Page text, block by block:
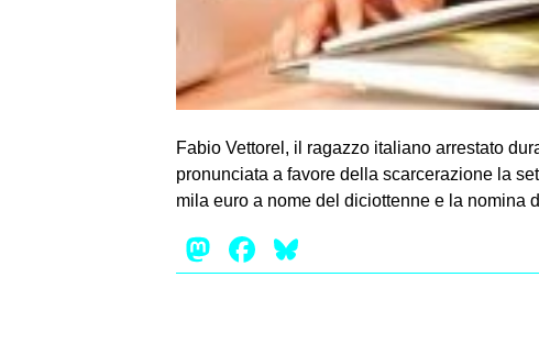
Fabio Vettorel, il ragazzo italiano arrestato
pronunciata a favore della scarcerazione la
mila euro a nome del diciottenne e la nomina
Mastodon
Facebook